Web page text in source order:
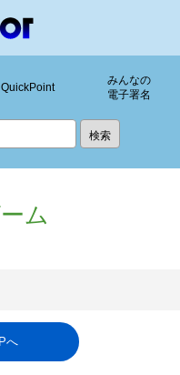
QuickPoint
みんなの
電子署名
ム
へ